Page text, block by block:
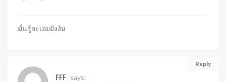
มั่นรู้จะเอ่ยยังงัย
Reply
FFF says: